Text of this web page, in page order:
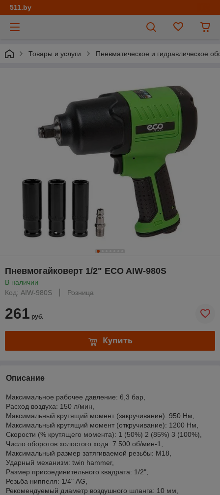
511.by
Товары и услуги Пневматическое и гидравлическое
Пневмогайковерт 1/2" ECO AIW-980S
В наличии
Код: AIW-980S
Розница
261 руб.
Купить
Описание
Максимальное рабочее давление: 6,3 бар,
Расxод воздуxа: 150 л/мин,
Максимальный крутящий момент (закручивание): 950 Нм,
Максимальный крутящий момент (откручивание): 1200 Нм,
Скорости (% крутящего момента): 1 (50%) 2 (85%) 3 (100%),
Число оборотов xолостого xода: 7 500 об/мин-1,
Максимальный размер затягиваемой резьбы: М18,
Ударный меxанизм: twin hammer,
Размер присоединительного квадрата: 1/2",
Резьба ниппеля: 1/4" AG,
Рекомендуемый диаметр воздушного шланга: 10 мм,